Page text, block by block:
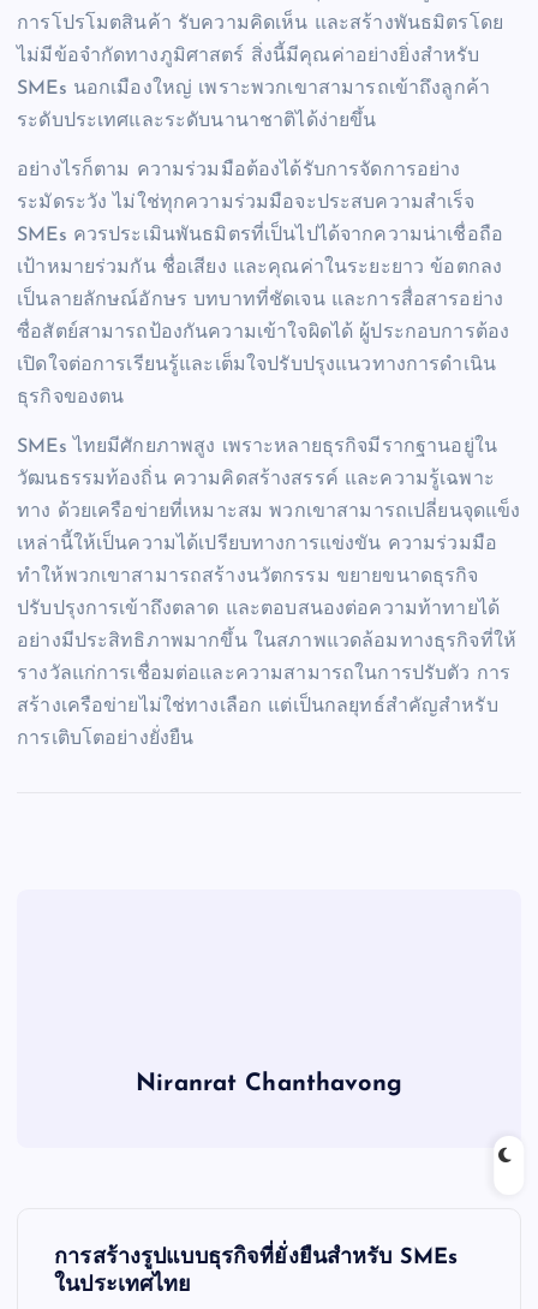
การโปรโมตสินค้า รับความคิดเห็น และสร้างพันธมิตรโดย
ไม่มีข้อจำกัดทางภูมิศาสตร์ สิ่งนี้มีคุณค่าอย่างยิ่งสำหรับ
SMEs นอกเมืองใหญ่ เพราะพวกเขาสามารถเข้าถึงลูกค้า
ระดับประเทศและระดับนานาชาติได้ง่ายขึ้น
อย่างไรก็ตาม ความร่วมมือต้องได้รับการจัดการอย่าง
ระมัดระวัง ไม่ใช่ทุกความร่วมมือจะประสบความสำเร็จ
SMEs ควรประเมินพันธมิตรที่เป็นไปได้จากความน่าเชื่อถือ
เป้าหมายร่วมกัน ชื่อเสียง และคุณค่าในระยะยาว ข้อตกลง
เป็นลายลักษณ์อักษร บทบาทที่ชัดเจน และการสื่อสารอย่าง
ซื่อสัตย์สามารถป้องกันความเข้าใจผิดได้ ผู้ประกอบการต้อง
เปิดใจต่อการเรียนรู้และเต็มใจปรับปรุงแนวทางการดำเนิน
ธุรกิจของตน
SMEs ไทยมีศักยภาพสูง เพราะหลายธุรกิจมีรากฐานอยู่ใน
วัฒนธรรมท้องถิ่น ความคิดสร้างสรรค์ และความรู้เฉพาะ
ทาง ด้วยเครือข่ายที่เหมาะสม พวกเขาสามารถเปลี่ยนจุดแข็ง
เหล่านี้ให้เป็นความได้เปรียบทางการแข่งขัน ความร่วมมือ
ทำให้พวกเขาสามารถสร้างนวัตกรรม ขยายขนาดธุรกิจ
ปรับปรุงการเข้าถึงตลาด และตอบสนองต่อความท้าทายได้
อย่างมีประสิทธิภาพมากขึ้น ในสภาพแวดล้อมทางธุรกิจที่ให้
รางวัลแก่การเชื่อมต่อและความสามารถในการปรับตัว การ
สร้างเครือข่ายไม่ใช่ทางเลือก แต่เป็นกลยุทธ์สำคัญสำหรับ
การเติบโตอย่างยั่งยืน
Niranrat Chanthavong
การสร้างรูปแบบธุรกิจที่ยั่งยืนสำหรับ SMEs
ในประเทศไทย